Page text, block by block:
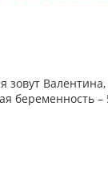
зовут
беременность